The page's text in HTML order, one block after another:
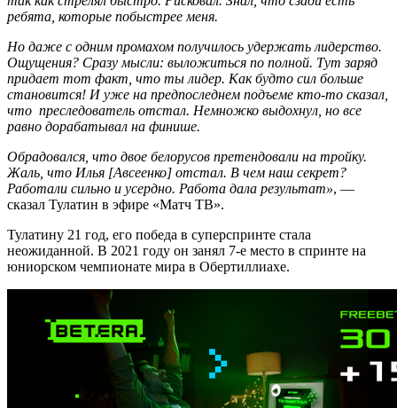
ребята, которые побыстрее меня.
Но даже с одним промахом получилось удержать лидерство.
Ощущения? Сразу мысли: выложиться по полной. Тут заряд
придает тот факт, что ты лидер. Как будто сил больше
становится! И уже на предпоследнем подъеме кто-то сказал,
что преследователь отстал. Немножко выдохнул, но все
равно дорабатывал на финише.
Обрадовался, что двое белорусов претендовали на тройку.
Жаль, что Илья [Авсеенко] отстал. В чем наш секрет?
Работали сильно и усердно. Работа дала результат», —
сказал Тулатин в эфире «Матч ТВ».
Тулатину 21 год, его победа в суперспринте стала
неожиданной. В 2021 году он занял 7-е место в спринте на
юниорском чемпионате мира в Обертиллиахе.